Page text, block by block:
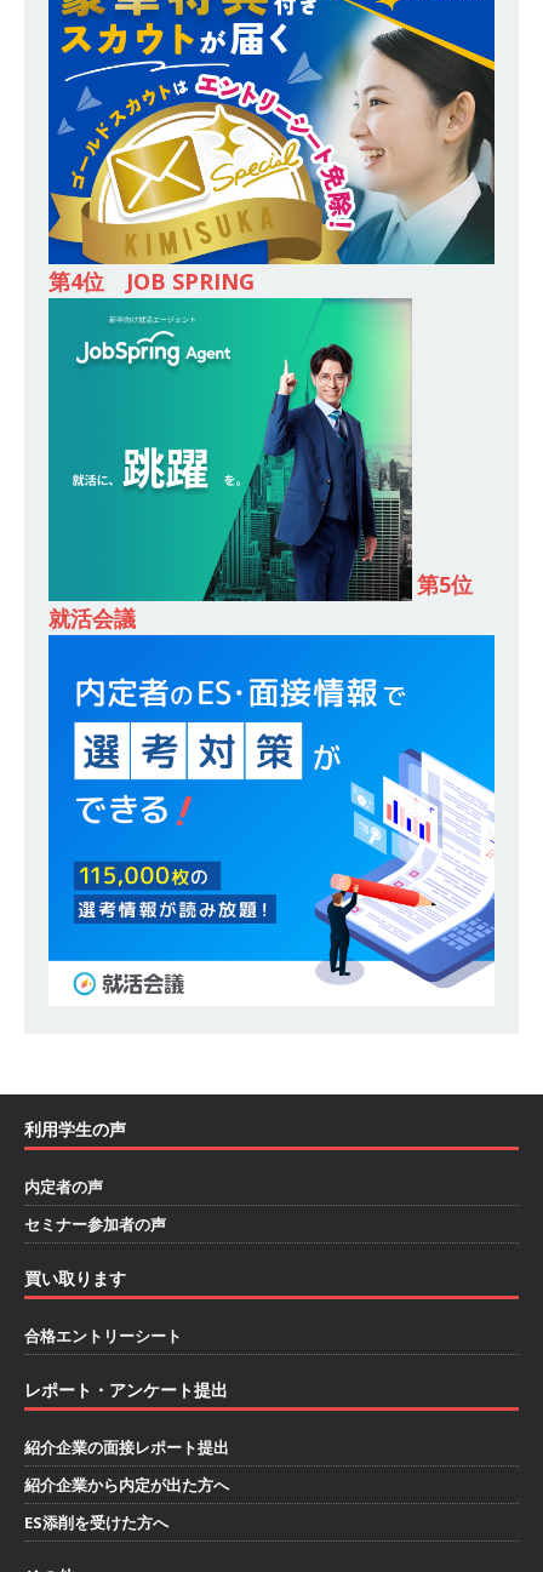
内昇進率91％ ｜ IT社会の今まさに求められてい
るベンチャー企業 ｜ 新卒2年目で1,000万円越え
目指せる!! ｜ データX
体育会積極採用企業
[ 2026年5月13日 ] 【 28卒 ｜ 仕事の全容を知れ
るオープンカンパニー 】 大林グループ ｜ 全国規
模の重要施設の建設に携わるサブコン ｜ 環境保
全や脱炭素社会の実現にも貢献 ｜ 初任給28万
+各手当 ｜ 年間休日125日 ｜ オーク設備工業
体育会積極採用企業
[ 2026年5月13日 ] 【 28卒 ｜ 建築プロセスの一
部を体験できるイベント開催 】香川・大阪勤務
｜ 四国・関東エリアで圧倒的な存在感を誇る総
合建設会社（ゼネコン） ｜ 充実の福利厚生・資
格手当・資格取得支援制度あり ｜ 年間休日123
日 ｜ 創立以来74年間黒字経営 ｜ 合田工務店
[ 2026年5月12日 ] 【 28卒 ｜ 愛知勤務・転勤な
し 】 自動車生産に欠かせない部品を独自のノウ
ハウで素材から生産まで国内で唯一一貫生産する
鋼材加工メーカー ｜ 幅広くマルチに活躍する人
財に成長することが可能 ｜ 住宅手当有 ｜ スチー
ルテック
体育会積極採用企業
≪ 27卒 ｜ ES・適性検査自動
合格で一次確約!! ≫説明会最終開催!｜ 整形外
り ｜ 年間休日127日・完全週休2日制 ｜ 創業87
のシェア ｜ 財務基盤の安定感バツグン ｜ 日本粉
[ 2026年1月26日 ]
をつけられる!! ｜ 予約フォーム
お勧めイベン
第4位 JOB SPRING
第5位
就活会議
利用学生の声
内定者の声
セミナー参加者の声
買い取ります
合格エントリーシート
レポート・アンケート提出
紹介企業の面接レポート提出
紹介企業から内定が出た方へ
ES添削を受けた方へ